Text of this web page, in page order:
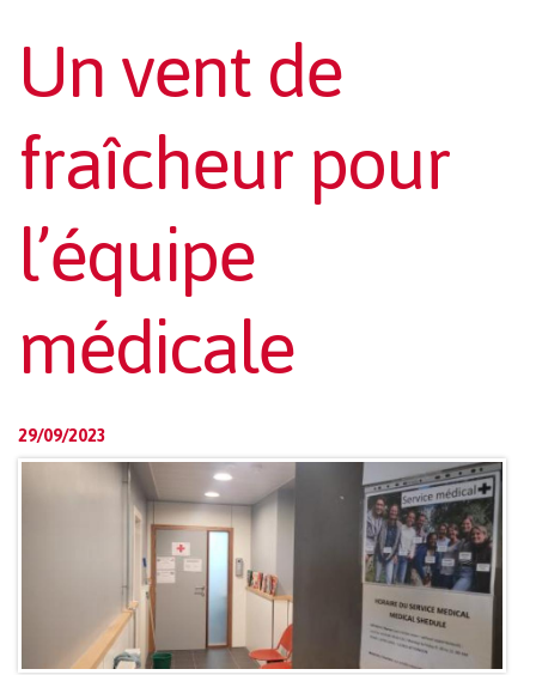
Un vent de
fraîcheur pour
l’équipe
médicale
29/09/2023